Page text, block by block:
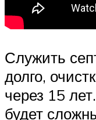
Служить
долго,
через 15
будет